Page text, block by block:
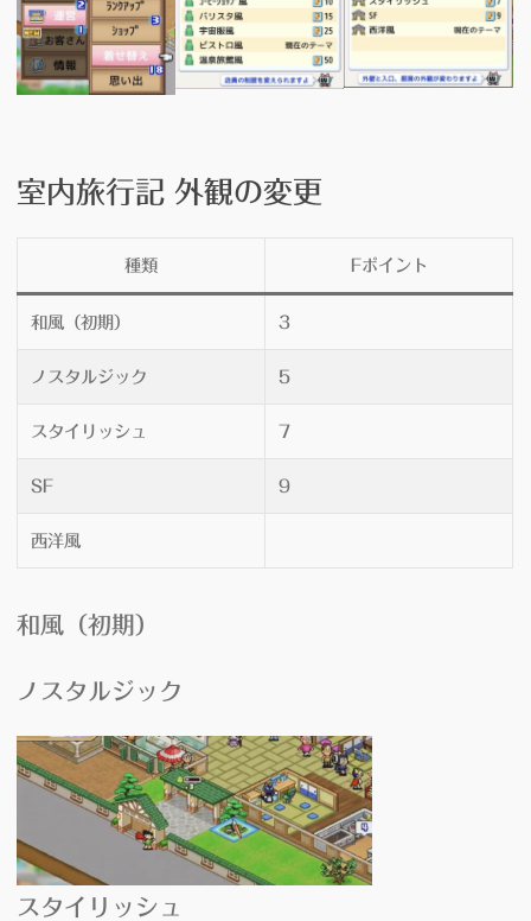
室内旅行記 外観の変更
種類 Fポイント
和風（初期） 3
ノスタルジック 5
スタイリッシュ 7
SF 9
西洋風
和風 （初期）
ノスタルジック
スタイリッシュ